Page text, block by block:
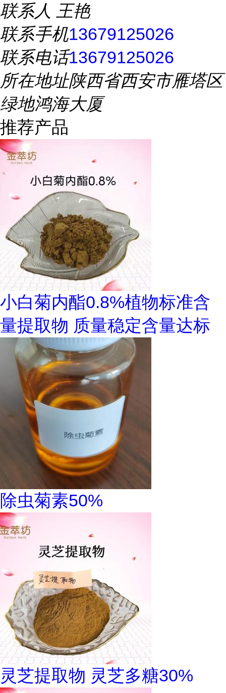
联系人 王艳
联系手机13679125026
联系电话13679125026
所在地址陕西省西安市雁塔区
绿地鸿海大厦
推荐产品
小白菊内酯0.8%植物标准含
量提取物 质量稳定含量达标
除虫菊素50%
灵芝提取物 灵芝多糖30%